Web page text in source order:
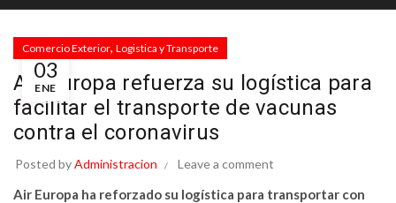
03
ENE
Comercio Exterior, Logistica y Transporte
Air Europa refuerza su logística para
facilitar el transporte de vacunas
contra el coronavirus
Posted byAdministracion Leave a comment
Air Europa ha reforzado su logística para transportar con